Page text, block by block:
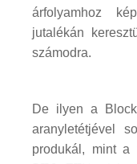
árfolyamhoz
jutalékán
számodra.
De ilyen a
aranyletétjével
produkál, mint a